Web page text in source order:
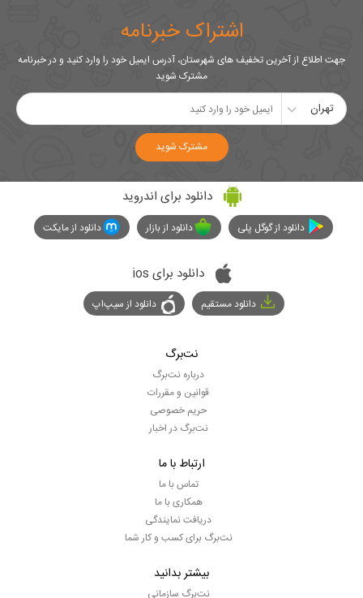
اشتراک خبرنامه
جهت اطلاع از آخرین تخفیف های شهرستان، آدرس ایمیل خود را وارد کنید و در خبرنامه
مشترک شوید
تهران
مشترک شوید
دانلود برای اندروید
دانلود از گوگل پلی دانلود از بازار دانلود از مایکت
دانلود برای ios
دانلود مستقیم دانلود از سیپ‌اپ
نت‌برگ
درباره نت‌برگ
قوانین و مقررات
حریم خصوصی
نت‌برگ در اخبار
ارتباط با ما
تماس با ما
همکاری با ما
دریافت نمایندگی
نت‌برگ برای کسب و کار شما
بیشتر بدانید
نت‌برگ سازمانی